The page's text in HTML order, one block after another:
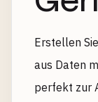
Erstellen
aus Daten
perfekt zur